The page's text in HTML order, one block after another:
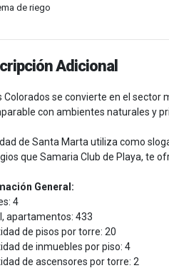
de riego
Adicional
Colorados se convierte en el sector
con ambientes naturales y
de Santa Marta utiliza como
que Samaria Club de Playa, te
General:
4
apartamentos: 433
de pisos por torre: 20
de inmuebles por piso: 4
de ascensores por torre: 2